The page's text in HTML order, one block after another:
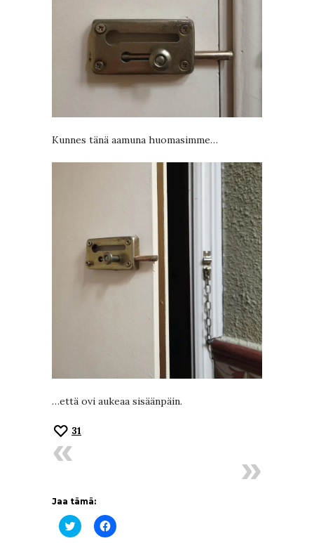
Kunnes tänä aamuna huomasimme…
…että ovi aukeaa sisäänpäin.
31
Jaa tämä:
Jaa
Twitterissä(Avautuu
Jaa
Facebookissa(Avautuu